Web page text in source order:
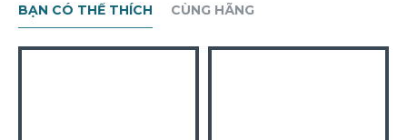
BẠN CÓ THỂ THÍCH CÙNG HÃNG